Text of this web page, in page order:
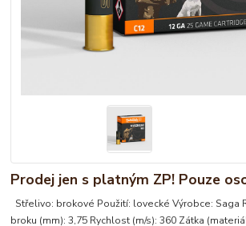
Prodej jen s platným ZP! Pouze
Střelivo: brokové Použití: lovecké Výrobce: Saga
broku (mm): 3,75 Rychlost (m/s): 360 Zátka